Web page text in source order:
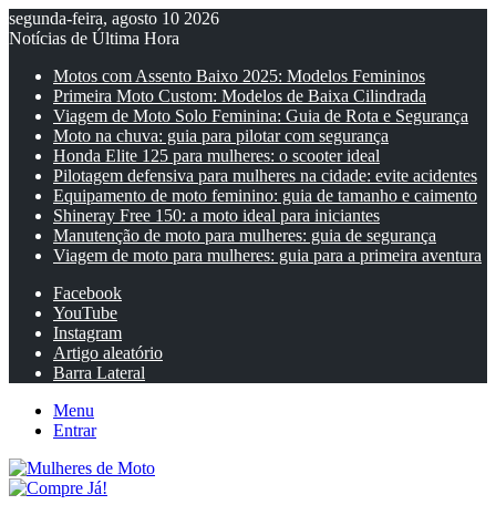
segunda-feira, agosto 10 2026
Notícias de Última Hora
Motos com Assento Baixo 2025: Modelos Femininos
Primeira Moto Custom: Modelos de Baixa Cilindrada
Viagem de Moto Solo Feminina: Guia de Rota e Segurança
Moto na chuva: guia para pilotar com segurança
Honda Elite 125 para mulheres: o scooter ideal
Pilotagem defensiva para mulheres na cidade: evite acidentes
Equipamento de moto feminino: guia de tamanho e caimento
Shineray Free 150: a moto ideal para iniciantes
Manutenção de moto para mulheres: guia de segurança
Viagem de moto para mulheres: guia para a primeira aventura
Facebook
YouTube
Instagram
Artigo aleatório
Barra Lateral
Menu
Entrar